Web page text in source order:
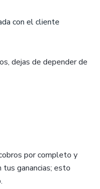
con el cliente
dejas de depender de
por completo y
ganancias; esto